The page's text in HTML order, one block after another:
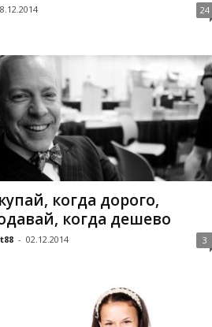
24
когда дорого,
когда дешево
- 02.12.2014 3